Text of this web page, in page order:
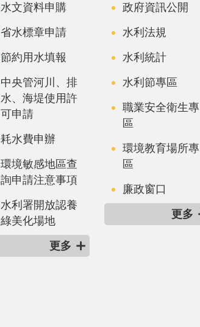
水文資料申購
省水標章申請
節約用水填報
中央管河川、排
水、海堤使用許
可申請
耗水費申辦
環境敏感地區查
詢申請注意事項
水利署開放認養
綠美化場地
更多
政府資訊公開
水利法規
水利統計
水利節專區
職業安全衛生專
區
環境教育場所專
區
廉政窗口
更多